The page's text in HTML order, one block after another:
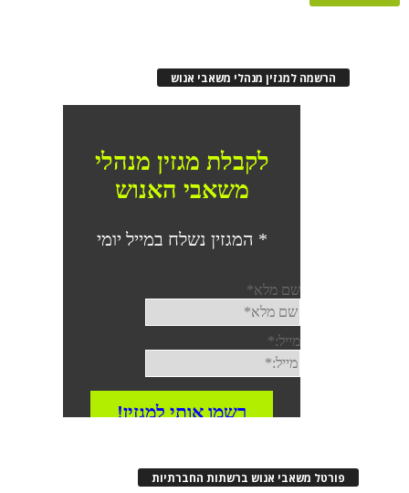
הרשמה למגזין מנהלי משאבי אנוש
פורטל משאבי אנוש ברשתות החברתיות